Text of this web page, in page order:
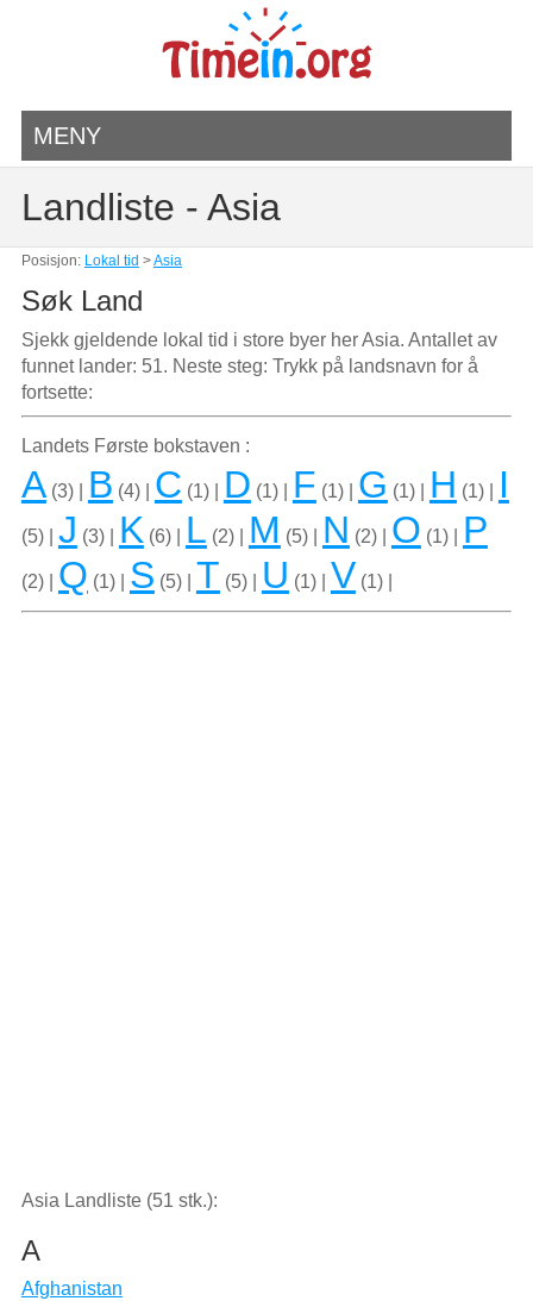
MENY
Landliste - Asia
Posisjon: Lokal tid >Asia
Søk Land
Sjekk gjeldende lokal tid i store byer her Asia. Antallet av
funnet lander: 51. Neste steg: Trykk på landsnavn for å
fortsette:
Landets Første bokstaven :
A(3) | B (4) | C (1) | D (1) | F (1) | G (1) | H (1) | I
(5) | J (3) | K (6) | L (2) | M (5) | N (2) | O (1) | P
(2) | Q (1) | S (5) | T (5) | U (1) | V (1) |
Asia Landliste (51 stk.):
A
Afghanistan